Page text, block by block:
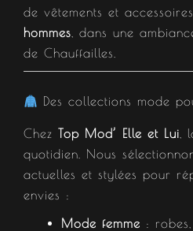
de vêtements et
hommes , dans une
de Chauffailles.
Des collections mode
Chez Top Mod’ Elle et Lui ,
quotidien. Nous
actuelles et stylées pour
envies :
Mode femme : robes,